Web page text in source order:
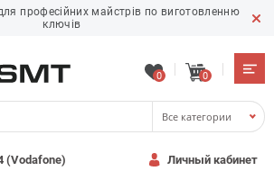
професійних майстрів по виготовленню
ключів
0 0
Все категории
(Vodafone) Личный кабинет